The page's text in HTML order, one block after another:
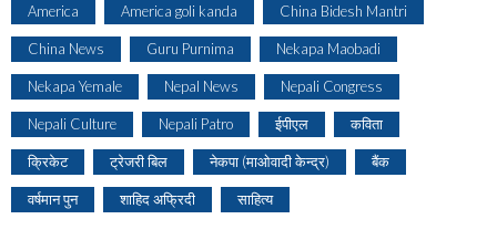
America America goli kanda China Bidesh Mantri
China News Guru Purnima Nekapa Maobadi
Nekapa Yemale Nepal News Nepali Congress
Nepali Culture Nepali Patro ईपीएल कविता
क्रिकेट ट्रेजरी बिल नेकपा (माओवादी केन्द्र) बैंक
वर्षमान पुन शाहिद अफ्रिदी साहित्य